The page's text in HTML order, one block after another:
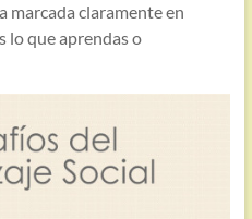
marcada claramente en
lo que aprendas o